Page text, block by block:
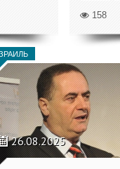
158
26.08.2025